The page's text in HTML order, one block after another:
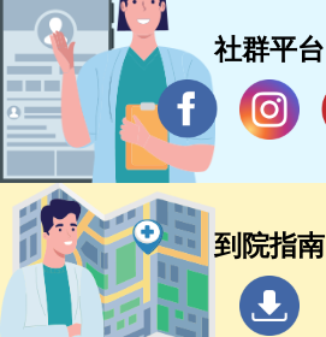
社群平台
到院指南